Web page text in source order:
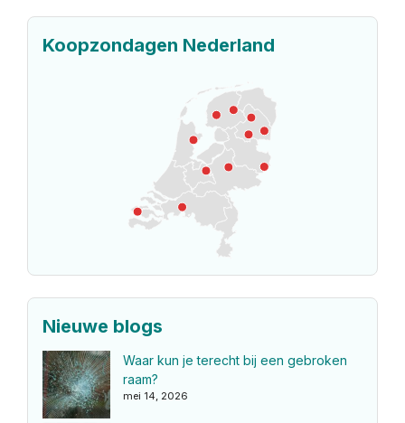
Koopzondagen Nederland
Nieuwe blogs
Waar kun je terecht bij een gebroken
raam?
mei 14, 2026